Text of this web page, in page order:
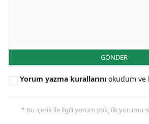
GÖNDER
Yorum yazma kurallarını okudum ve
* Bu içerik ile ilgili yorum yok, ilk yorumu